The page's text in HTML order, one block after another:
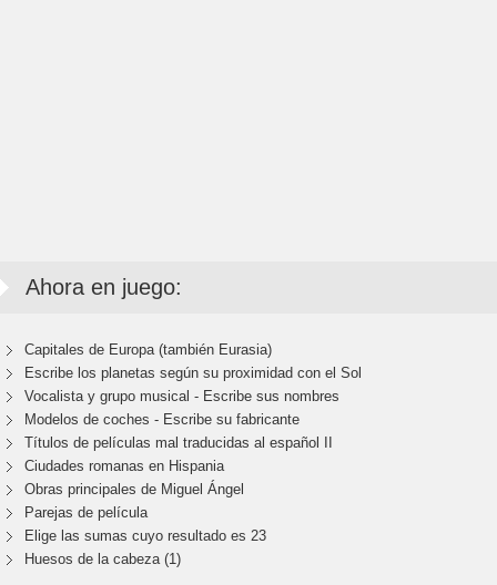
Ahora en juego:
Capitales de Europa (también Eurasia)
Escribe los planetas según su proximidad con el Sol
Vocalista y grupo musical - Escribe sus nombres
Modelos de coches - Escribe su fabricante
Títulos de películas mal traducidas al español II
Ciudades romanas en Hispania
Obras principales de Miguel Ángel
Parejas de película
Elige las sumas cuyo resultado es 23
Huesos de la cabeza (1)